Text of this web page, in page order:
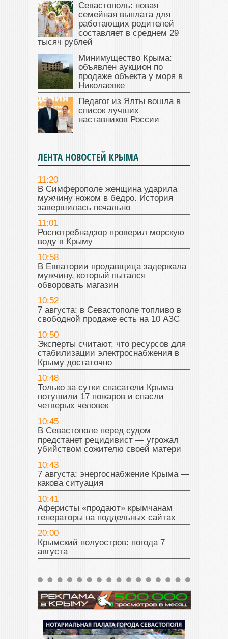
Севастополь: новая
семейная выплата для
работающих родителей
составляет в среднем 29
тысяч рублей
Минимущество Крыма:
объявлен аукцион по
продаже объекта у моря в
Николаевке
Педагог из Ялты вошла в
список лучших
наставников России
ЛЕНТА НОВОСТЕЙ КРЫМА
11:20
В Симферополе женщина ударила
мужчину ножом в бедро. История
завершилась печально
11:01
Роспотребнадзор проверил морскую
воду в Крыму
10:58
В Евпатории продавщица задержала
мужчину, который пытался
обворовать магазин
10:52
7 августа: в Севастополе топливо в
свободной продаже есть на 10 АЗС
10:50
Эксперты считают, что ресурсов для
стабилизации электроснабжения в
Крыму достаточно
10:48
Только за сутки спасатели Крыма
потушили 17 пожаров и спасли
четверых человек
10:45
В Севастополе перед судом
предстанет рецидивист — угрожал
убийством сожителю своей матери
10:43
7 августа: энергоснабжение Крыма —
какова ситуация
10:41
Аферисты «продают» крымчанам
генераторы на поддельных сайтах
20:00
Крымский полуостров: погода 7
августа